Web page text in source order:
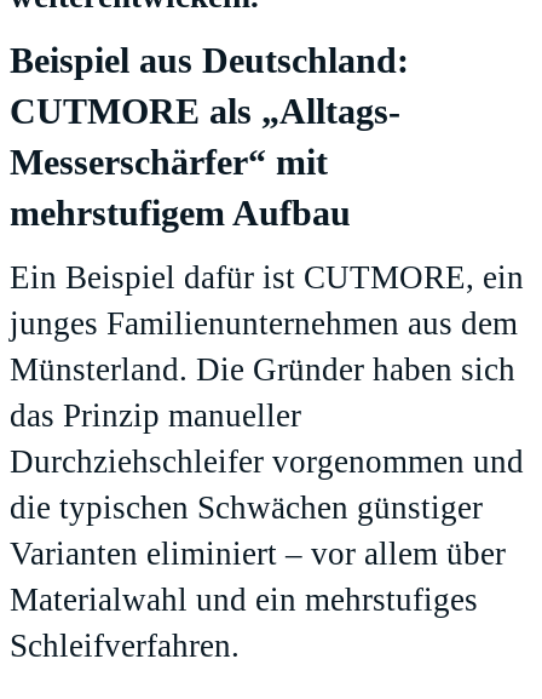
Beispiel aus Deutschland:
CUTMORE als „Alltags-
Messerschärfer“ mit
mehrstufigem Aufbau
Ein Beispiel dafür ist CUTMORE, ein
junges Familienunternehmen aus dem
Münsterland. Die Gründer haben sich
das Prinzip manueller
Durchziehschleifer vorgenommen und
die typischen Schwächen günstiger
Varianten eliminiert – vor allem über
Materialwahl und ein mehrstufiges
Schleifverfahren.